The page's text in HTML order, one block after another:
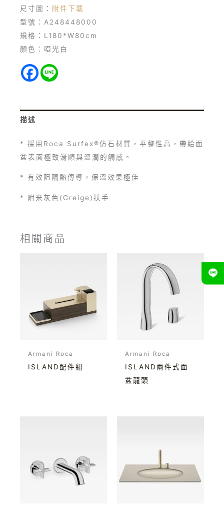
尺寸圖：
附件下載
型號：A248448000
規格：L180*W80cm
顏色：啞光白
描述
* 採用Roca Surfex®仿石材質，平整性高，帶給面
盆表面極致滑順與溫潤的觸感。
* 有效阻隔熱傳導，保溫效果極佳
* 附米灰色(Greige)扶手
相關商品
Armani Roca
ISLAND配件組
Armani Roca
ISLAND兩件式面
盆龍頭